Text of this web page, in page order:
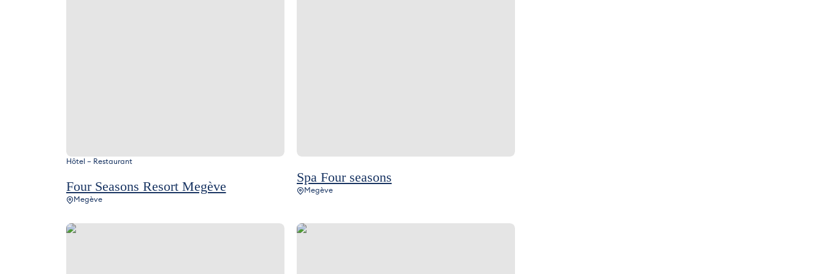
Four Seasons Resort Megève
Hôtel – Restaurant
Megève
Spa Four seasons
Megève
Brasserie Benjamin Glass Bar